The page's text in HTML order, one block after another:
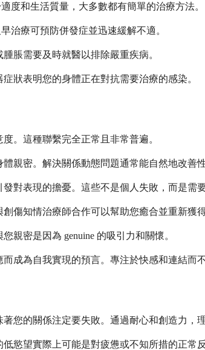
度和生活質量，大多數都有簡單的治療方法。
治療可預防併發症並迅速緩解不適。
脹需要及時就醫以排除嚴重疾病。
狀表明您的身體正在對抗需要治療的感染。
。這種聯繫完全正常且非常普遍。
親密。解決關係動態問題通常能自然地改善性
對表現的擔憂。這些不是個人失敗，而是需
傷知情治療師合作可以幫助您癒合並重新獲
親密是因為 genuine 的吸引力和關懷。
成為自我實現的預言。專注於快感和連結而
您的關係注定要失敗。通過耐心和創造力，
慾望實際上可能是對疲憊或不知所措的正常反